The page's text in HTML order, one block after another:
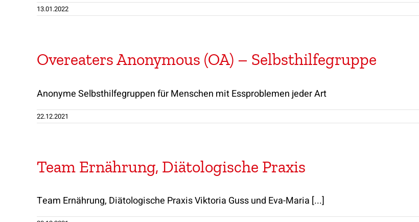
13.01.2022
Overeaters Anonymous (OA) – Selbsthilfegruppe
Anonyme Selbsthilfegruppen für Menschen mit Essproblemen jeder Art
22.12.2021
Team Ernährung, Diätologische Praxis
Team Ernährung, Diätologische Praxis Viktoria Guss und Eva-Maria [...]